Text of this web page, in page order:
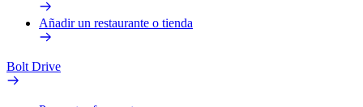
Añadir un restaurante o tienda
Bolt Drive